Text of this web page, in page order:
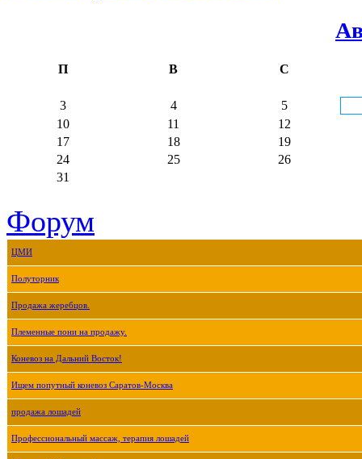
П В С
3 4
5
10
11
12
17
18
19
24
25
26
31
Форум
ЦМИ
Полуторник
Продажа жеребцов.
Племенные пони на продажу.
Коневоз на Дальний Восток!
Ищем попутный коневоз Саратов-Москва
продажа лошадей
Профессиональный массаж, терапия лошадей